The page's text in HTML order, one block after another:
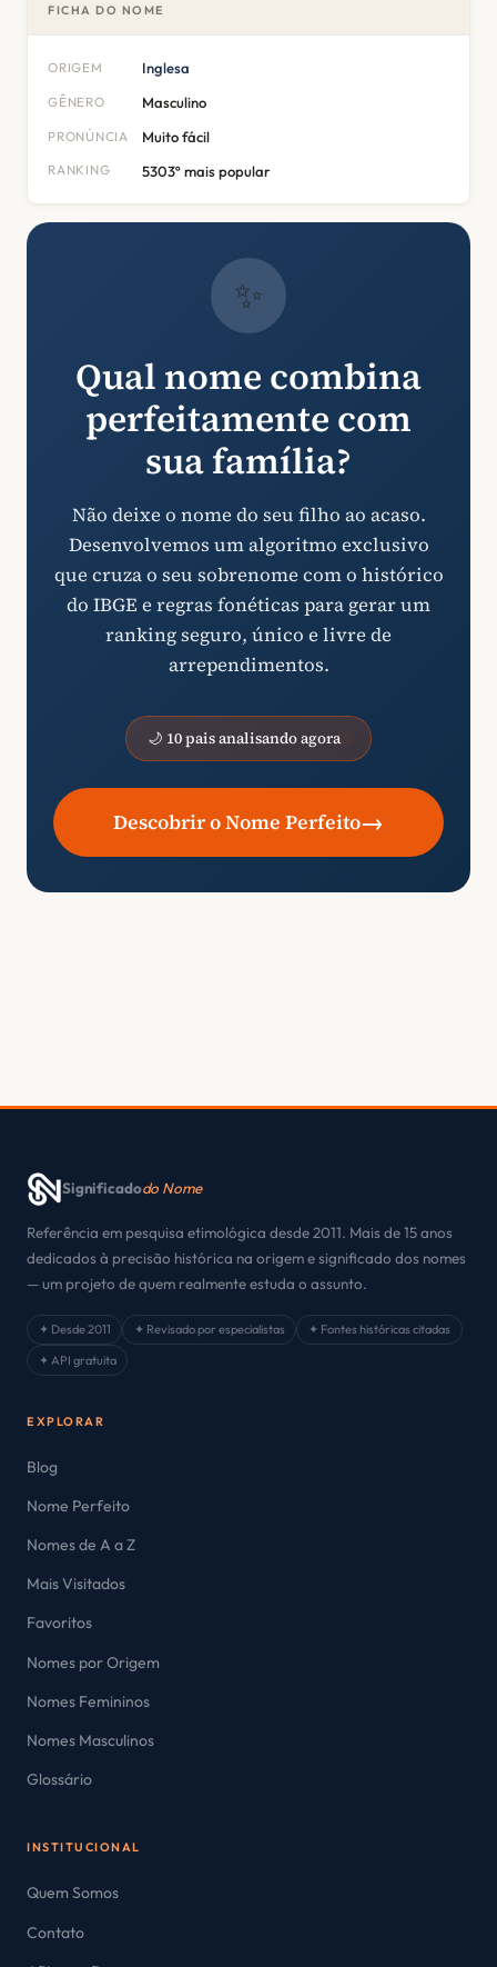
FICHA DO NOME
ORIGEM Inglesa
GÊNERO Masculino
PRONÚNCIA Muito fácil
RANKING 5303º mais popular
✨
Qual nome combina
perfeitamente com
sua família?
Não deixe o nome do seu filho ao acaso.
Desenvolvemos um algoritmo exclusivo
que cruza o seu sobrenome com o histórico
do IBGE e regras fonéticas para gerar um
ranking seguro, único e livre de
arrependimentos.
🌙 10 pais analisando agora
Descobrir o Nome Perfeito→
Significadodo Nome
Referência em pesquisa etimológica desde 2011. Mais de 15 anos
dedicados à precisão histórica na origem e significado dos nomes
— um projeto de quem realmente estuda o assunto.
✦ Desde 2011 ✦ Revisado por especialistas
✦ Fontes históricas citadas
✦ API gratuita
EXPLORAR
Blog
Nome Perfeito
Nomes de A a Z
Mais Visitados
Favoritos
Nomes por Origem
Nomes Femininos
Nomes Masculinos
Glossário
INSTITUCIONAL
Quem Somos
Contato